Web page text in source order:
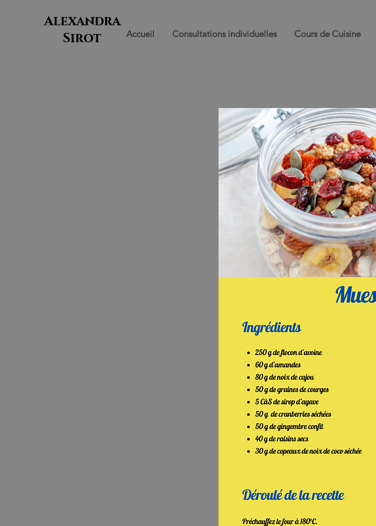
Alexandra
Sirot
Accueil Consultations individuelles Cours de Cuisine